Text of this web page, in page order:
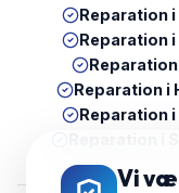
Vi
Reparation i
Reparation i
Reparation i
Reparation i